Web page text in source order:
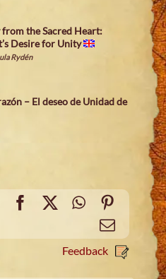
the Sacred Heart:
Desire for Unity
Rydén
– El deseo de Unidad de
Facebook
X WhatsApp
Email
Feedback